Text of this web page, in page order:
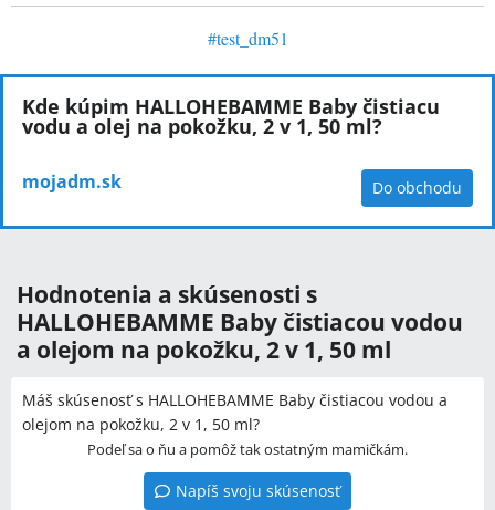
#test_dm51
Kde kúpim HALLOHEBAMME Baby čistiacu
vodu a olej na pokožku, 2 v 1, 50 ml?
mojadm.sk Do obchodu
Hodnotenia a skúsenosti s
HALLOHEBAMME Baby čistiacou vodou
a olejom na pokožku, 2 v 1, 50 ml
Máš skúsenosť s HALLOHEBAMME Baby čistiacou vodou a
olejom na pokožku, 2 v 1, 50 ml?
Podeľ sa o ňu a pomôž tak ostatným mamičkám.
Napíš svoju skúsenosť